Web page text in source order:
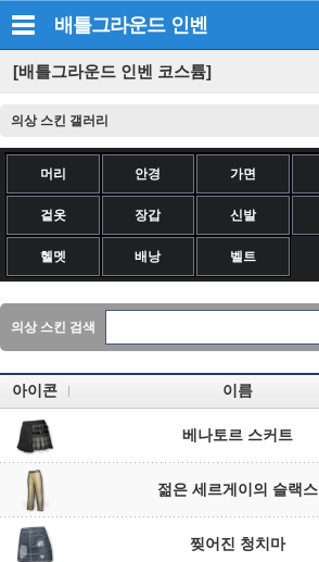
배틀그라운드 인벤
[배틀그라운드 인벤 코스튬]
의상 스킨 갤러리
머리 안경 가면
겉옷 장갑 신발
헬멧 배낭 벨트
의상 스킨 검색
아이콘 이름
베나토르 스커트
젊은 세르게이의 슬랙스
찢어진 청치마